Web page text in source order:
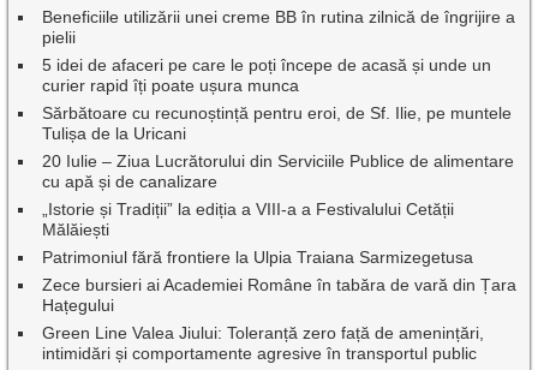
Beneficiile utilizării unei creme BB în rutina zilnică de îngrijire a
pielii
5 idei de afaceri pe care le poți începe de acasă și unde un
curier rapid îți poate ușura munca
Sărbătoare cu recunoștință pentru eroi, de Sf. Ilie, pe muntele
Tulișa de la Uricani
20 Iulie – Ziua Lucrătorului din Serviciile Publice de alimentare
cu apă și de canalizare
„Istorie și Tradiții” la ediția a VIII-a a Festivalului Cetății
Mălăiești
Patrimoniul fără frontiere la Ulpia Traiana Sarmizegetusa
Zece bursieri ai Academiei Române în tabăra de vară din Țara
Hațegului
Green Line Valea Jiului: Toleranță zero față de amenințări,
intimidări și comportamente agresive în transportul public